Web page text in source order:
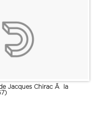
Jacques Chirac Ã la